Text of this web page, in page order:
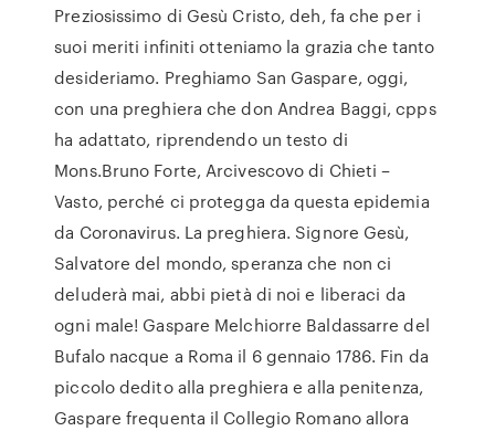
Preziosissimo di Gesù Cristo, deh, fa che per i
suoi meriti infiniti otteniamo la grazia che tanto
desideriamo. Preghiamo San Gaspare, oggi,
con una preghiera che don Andrea Baggi, cpps
ha adattato, riprendendo un testo di
Mons.Bruno Forte, Arcivescovo di Chieti –
Vasto, perché ci protegga da questa epidemia
da Coronavirus. La preghiera. Signore Gesù,
Salvatore del mondo, speranza che non ci
deluderà mai, abbi pietà di noi e liberaci da
ogni male! Gaspare Melchiorre Baldassarre del
Bufalo nacque a Roma il 6 gennaio 1786. Fin da
piccolo dedito alla preghiera e alla penitenza,
Gaspare frequenta il Collegio Romano allora